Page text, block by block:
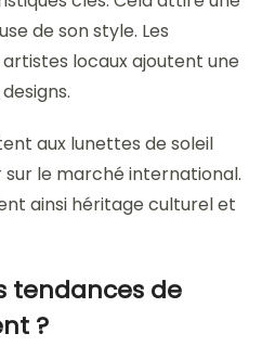
de son style. Les
locaux ajoutent une
aux lunettes de soleil
le marché international.
ainsi héritage culturel et
tendances de
?